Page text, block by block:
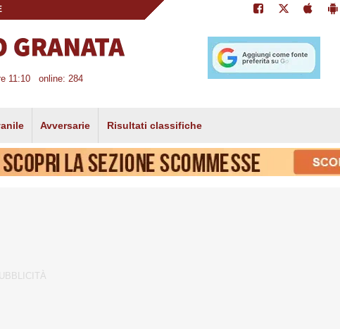
11:10 online: 284
Avversarie Risultati classifiche